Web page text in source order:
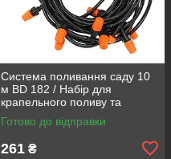
Система поливання саду 10
м BD 182 / Набір для
крапельного поливу та
охолодження / Комплект для
поливання
Готово до відправки
261 ₴